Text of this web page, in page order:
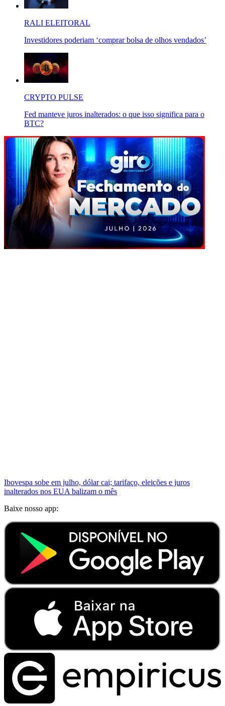
RALI ELEITORAL
Investidores poderiam ‘comprar bolsa de olhos vendados’
CRYPTO PULSE
Fed manteve juros inalterados: o que isso significa para o
BTC?
Ibovespa sobe em julho, dólar cai; tarifaço, eleições e juros
inalterados nos EUA balizam o mês
Baixe nosso app: